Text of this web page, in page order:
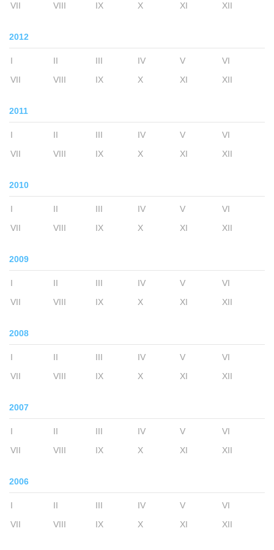
VII
VIII IX X XI XII
2012
I II III IV V
VI
VII
VIII IX X XI XII
2011
I II III IV V
VI
VII
VIII IX X XI XII
2010
I II III IV V
VI
VII
VIII IX X XI XII
2009
I II III IV V
VI
VII
VIII IX X XI XII
2008
I II III IV V
VI
VII
VIII IX X XI XII
2007
I II III IV V
VI
VII
VIII IX X XI XII
2006
I II III IV V
VI
VII
VIII IX X XI XII